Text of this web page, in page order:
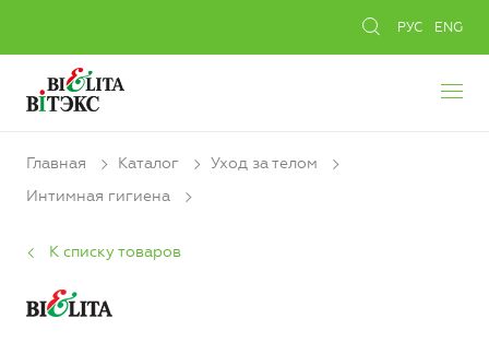
РУС ENG
Главная Каталог
Уход за телом
Интимная гигиена
К списку товаров